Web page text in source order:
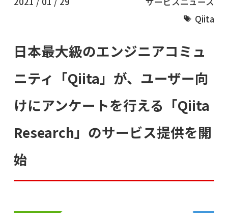
Qiita
日本最大級のエンジニアコミュ
ニティ「Qiita」が、ユーザー向
けにアンケートを行える「Qiita
Research」のサービス提供を開
始